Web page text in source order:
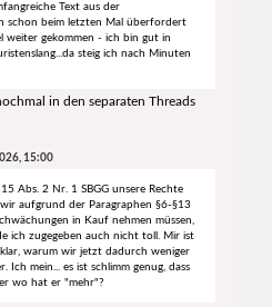
Text aus der
schon beim letzten Mal überfordert
gekommen - ich bin gut in
steig ich nach Minuten
in den separaten Threads
15:00
Abs. 2 Nr. 1 SBGG unsere Rechte
aufgrund der Paragraphen §6-§13
in Kauf nehmen müssen,
ich zugegeben auch nicht toll. Mir ist
warum wir jetzt dadurch weniger
Ich mein... es ist schlimm genug, dass
wo hat er "mehr"?